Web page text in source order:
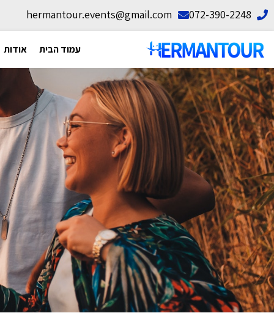
072-390-2248
hermantour.events@gmail.com
עמוד הבית אודות